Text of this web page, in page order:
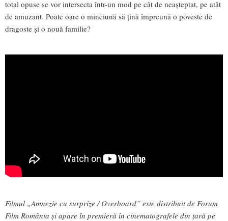
total opuse se vor intersecta într-un mod pe cât de neașteptat, pe atât
de amuzant. Poate oare o minciună să țină împreună o poveste de
dragoste și o nouă familie?
Filmul „Amnezie cu surprize / Overboard” este distribuit de Forum
Film România și apare în premieră în cinematografele din țară pe